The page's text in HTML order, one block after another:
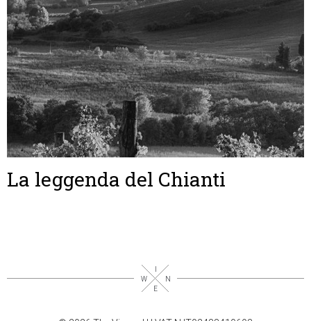
La leggenda del Chianti